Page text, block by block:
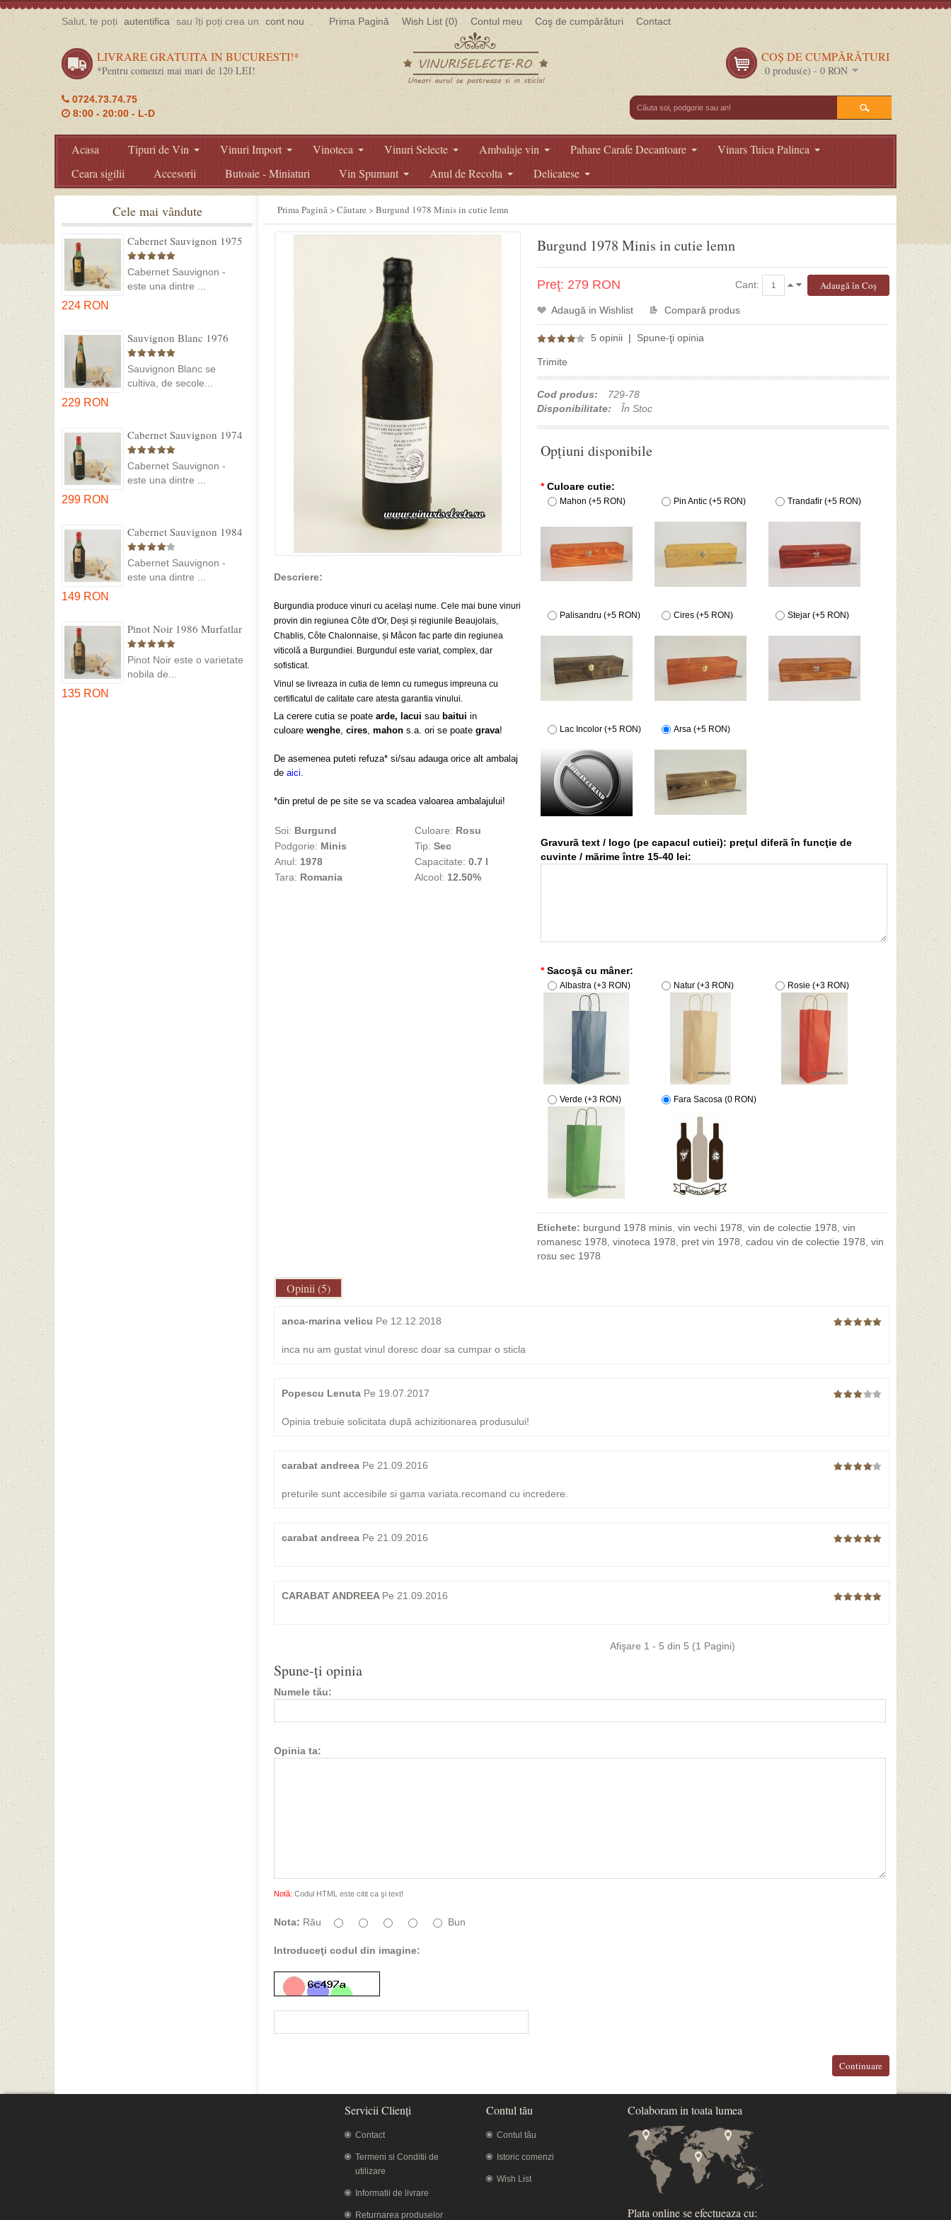
Salut, te poți autentifica sau îți poți crea un cont nou Prima Pagină Wish List (0) Contul meu Coş de cumpărături Contact
LIVRARE GRATUITA IN BUCURESTI!*
*Pentru comenzi mai mari de 120 LEI!
0724.73.74.75
8:00 - 20:00 - L-D
COŞ DE CUMPĂRĂTURI
0 produs(e) - 0 RON
Acasa Tipuri de Vin Vinuri Import Vinoteca Vinuri Selecte Ambalaje vin Pahare Carafe Decantoare
Vinars Tuica Palinca
Ceara sigilii
Accesorii Butoaie - Miniaturi Vin Spumant Anul de Recolta Delicatese
Cele mai vândute
Cabernet Sauvignon 1975
Dealu Mare in cutie lemn
Cabernet Sauvignon -
este una dintre ...
224 RON
Sauvignon Blanc 1976
Cotesti in cutie lemn
Sauvignon Blanc se
cultiva, de secole...
229 RON
Cabernet Sauvignon 1974
Dealul Mare in cutie lemn
Cabernet Sauvignon -
este una dintre ...
299 RON
Cabernet Sauvignon 1984
Dealu Mare in cutie lemn
Cabernet Sauvignon -
este una dintre ...
149 RON
Pinot Noir 1986 Murfatlar
in cutie lemn
Pinot Noir este o varietate
nobila de...
135 RON
Prima Pagină > Căutare > Burgund 1978 Minis in cutie lemn
Descriere:
Burgundia produce vinuri cu același nume. Cele mai bune vinuri
provin din regiunea Côte d'Or, Deși și regiunile Beaujolais,
Chablis, Côte Chalonnaise, și Mâcon fac parte din regiunea
viticolă a Burgundiei. Burgundul este variat, complex, dar
sofisticat.
Vinul se livreaza in cutia de lemn cu rumegus impreuna cu
certificatul de calitate care atesta garantia vinului.
La cerere cutia se poate arde, lacui sau baitui in
culoare wenghe, cires, mahon s.a. ori se poate grava!
De asemenea puteti refuza* si/sau adauga orice alt ambalaj
de aici.
*din pretul de pe site se va scadea valoarea ambalajului!
Soi: Burgund Culoare: Rosu
Podgorie: Minis Tip: Sec
Anul: 1978 Capacitate: 0.7 l
Tara: Romania Alcool: 12.50%
Burgund 1978 Minis in cutie lemn
Preţ: 279 RON Cant:
Adaugă in Wishlist Compară produs
5 opinii| Spune-ţi opinia
Trimite
Cod produs:
729-78
Disponibilitate:
În Stoc
Opţiuni disponibile
* Culoare cutie:
Mahon (+5 RON) Pin Antic (+5 RON) Trandafir (+5 RON)
Palisandru (+5 RON) Cires (+5 RON) Stejar (+5 RON)
Lac Incolor (+5 RON) Arsa (+5 RON)
Gravurã text / logo (pe capacul cutiei): preţul diferã în funcţie de
cuvinte / mãrime între 15-40 lei:
* Sacoşã cu mâner:
Albastra (+3 RON) Natur (+3 RON) Rosie (+3 RON)
Verde (+3 RON) Fara Sacosa (0 RON)
Etichete: burgund 1978 minis, vin vechi 1978 vin de colectie 1978 vin
romanesc 1978 vinoteca 1978 pret vin 1978 cadou vin de colectie 1978 vin
rosu sec 1978
Opinii (5)
anca-marina velicu Pe 12.12.2018
inca nu am gustat vinul doresc doar sa cumpar o sticla
Popescu Lenuta Pe 19.07.2017
Opinia trebuie solicitata după achizitionarea produsului!
carabat andreea Pe 21.09.2016
preturile sunt accesibile si gama variata.recomand cu incredere.
carabat andreea Pe 21.09.2016
CARABAT ANDREEA Pe 21.09.2016
Afişare 1 - 5 din 5 (1 Pagini)
Spune-ţi opinia
Numele tău:
Opinia ta:
Notă: Codul HTML este citit ca şi text!
Nota: Rău Bun
Introduceţi codul din imagine:
Continuare
Servicii Clienţi
Contact
Termeni si Conditii de
utilizare
Informatii de livrare
Returnarea produselor
Contul tău
Contul tău
Istoric comenzi
Wish List
Colaboram in toata lumea
Plata online se efectueaza cu: